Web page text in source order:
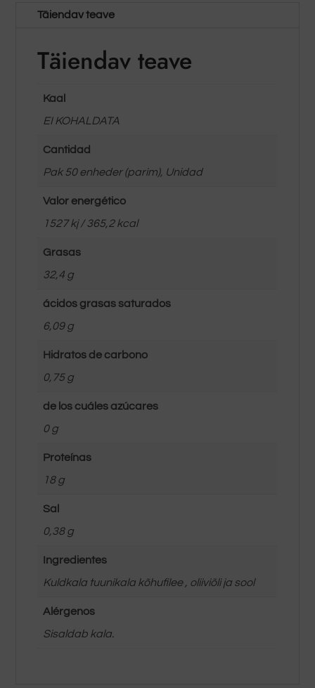
Täiendav teave
Täiendav teave
Kaal
EI KOHALDATA
Cantidad
Pak 50 enheder (parim), Unidad
Valor energético
1527 kj / 365,2 kcal
Grasas
32,4 g
ácidos grasas saturados
6,09 g
Hidratos de carbono
0,75 g
de los cuáles azúcares
0 g
Proteínas
18 g
Sal
0,38 g
Ingredientes
Kuldkala tuunikala kõhufilee , oliiviõli ja sool
Alérgenos
Sisaldab kala.